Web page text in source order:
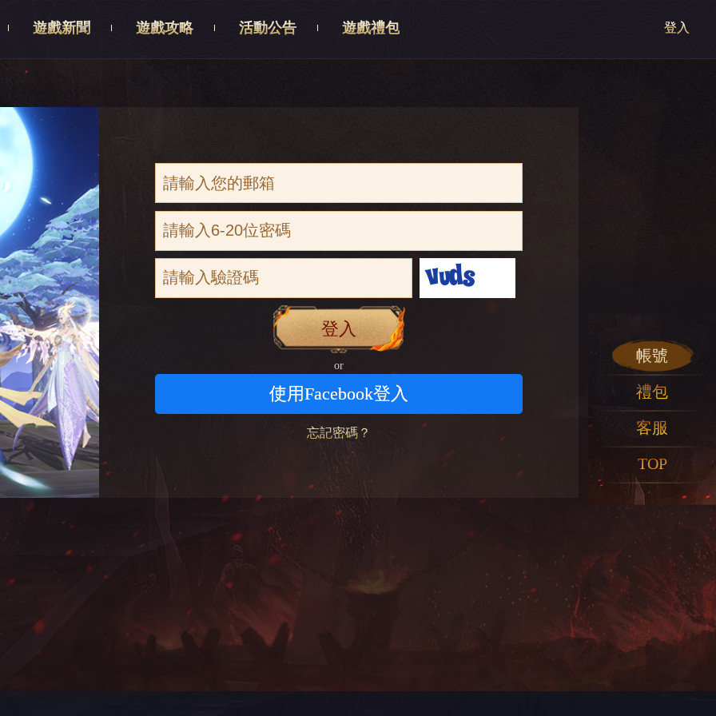
遊戲新聞 遊戲攻略 活動公告 遊戲禮包 登入
登入
or
使用Facebook登入
忘記密碼？
帳號
禮包
客服
TOP